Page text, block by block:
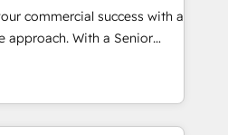
that help set you up for
to empower your teams
experiences that generate
commercial success with a
approach. With a Senior
of experience in HubSpot,
of SaaS, Business
together with Retail. We
your Sales, Marketing &